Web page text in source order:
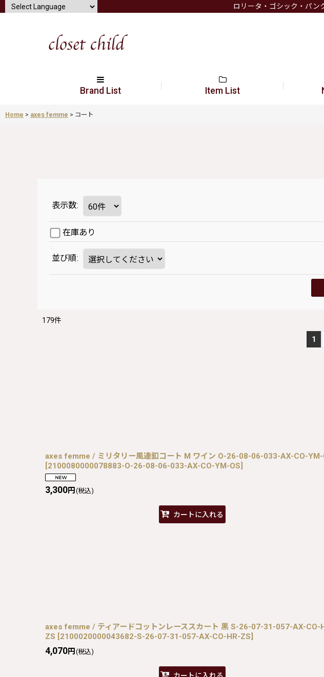
ロリータ・ゴシック・パン
Brand List Item List
Home > axes femme > コート
表示数:
在庫あり
並び順:
179件
1
axes femme / ミリタリー風連釦コート M ワイン O-26-08-06-033-AX-CO-YM-
[2100080000078883-O-26-08-06-033-AX-CO-YM-OS]
3,300円 (税込)
カートに入れる
axes femme / ティアードコットンレーススカート 黒 S-26-07-31-057-AX-CO-
ZS [2100020000043682-S-26-07-31-057-AX-CO-HR-ZS]
4,070円 (税込)